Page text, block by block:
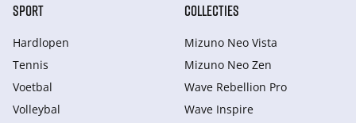
SPORT
Hardlopen
Tennis
Voetbal
Volleybal
COLLECTIES
Mizuno Neo Vista
Mizuno Neo Zen
Wave Rebellion Pro
Wave Inspire